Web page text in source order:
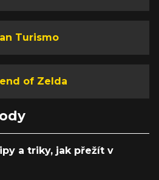
Turismo
of Zelda
a triky, jak přežít v